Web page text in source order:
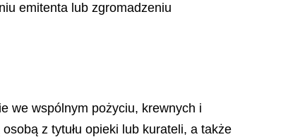
emitenta lub zgromadzeniu
we wspólnym pożyciu, krewnych i
z tytułu opieki lub kurateli, a także